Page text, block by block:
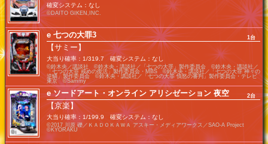
確変システム：なし
©DAITO GIKEN,INC.
1台
e 七つの大罪3
【サミー】
大当り確率：1/319.7 確変システム：なし
©鈴木央／講談社 ©鈴木央・講談社／「七つの大罪」製作委員会 ©鈴木央・講談社／
「七つの大罪 戒めの復活」製作委員会・MBS ©鈴木央・講談社／「七つの大罪 神々の
逆鱗」製作委員会 ©鈴木央・講談社／「七つの大罪 憤怒の審判」製作委員会・テレビ
東京 ©Sammy
2台
e ソードアート・オンライン アリシゼーション 夜空
【京楽】
大当り確率：1/199.9 確変システム：なし
©2017 川原 礫／ＫＡＤＯＫＡＷＡ アスキー・メディアワークス／SAO-A Project
©KYORAKU